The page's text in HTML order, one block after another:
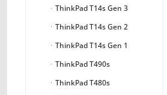
ThinkPad T14s Gen 3
ThinkPad T14s Gen 2
ThinkPad T14s Gen 1
ThinkPad T490s
ThinkPad T480s